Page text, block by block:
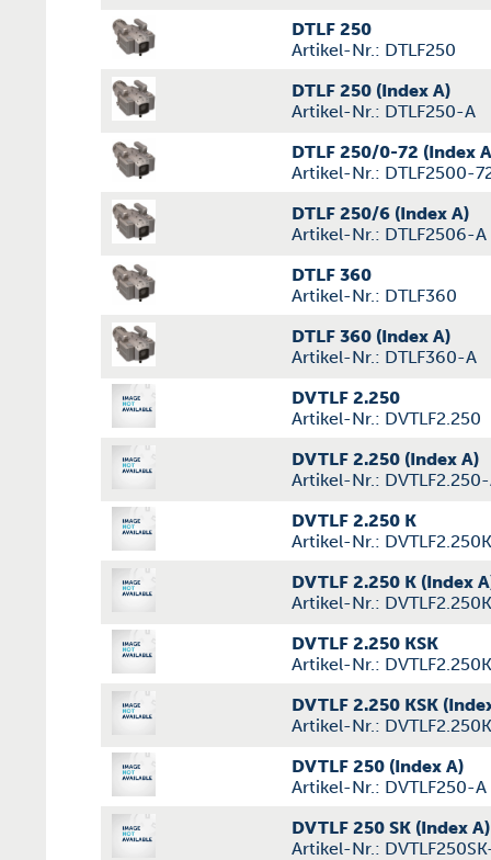
DTLF 250
Artikel-Nr.: DTLF250
DTLF 250 (Index A)
Artikel-Nr.: DTLF250-A
DTLF 250/0-72 (Index
Artikel-Nr.: DTLF2500-
DTLF 250/6 (Index A)
Artikel-Nr.: DTLF2506-A
DTLF 360
Artikel-Nr.: DTLF360
DTLF 360 (Index A)
Artikel-Nr.: DTLF360-A
DVTLF 2.250
Artikel-Nr.: DVTLF2.250
DVTLF 2.250 (Index A)
Artikel-Nr.:
DVTLF 2.250 K
Artikel-Nr.: DVTLF2.250K
DVTLF 2.250 K (Index
Artikel-Nr.:
DVTLF 2.250 KSK
Artikel-Nr.:
DVTLF 2.250 KSK
Artikel-Nr.:
DVTLF 250 (Index A)
Artikel-Nr.: DVTLF250-A
DVTLF 250 SK (Index A)
Artikel-Nr.: